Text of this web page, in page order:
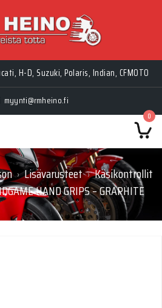
H-D, Suzuki, Polaris, Indian, CFMOTO
myynti@rmheino.fi
0
› Lisävarusteet › Käsikontrollit
HAND GRIPS – GRAPHITE